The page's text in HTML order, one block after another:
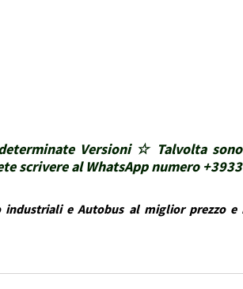
Versioni ☆ Talvolta
scrivere al WhatsApp numero
e Autobus al miglior prezzo